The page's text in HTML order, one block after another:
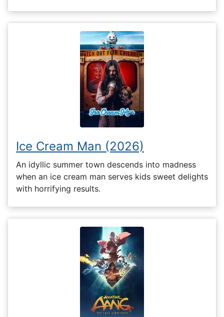
Ice Cream Man (2026)
An idyllic summer town descends into madness
when an ice cream man serves kids sweet delights
with horrifying results.